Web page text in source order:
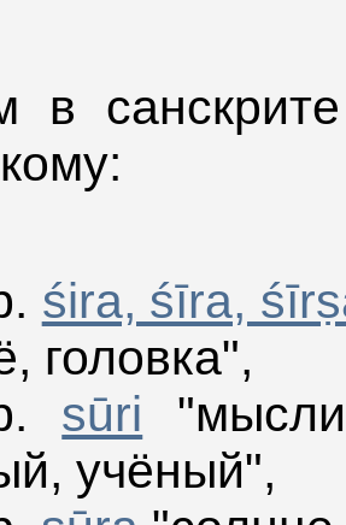
в
śira, śīra,
головка",
sūri
учёный",